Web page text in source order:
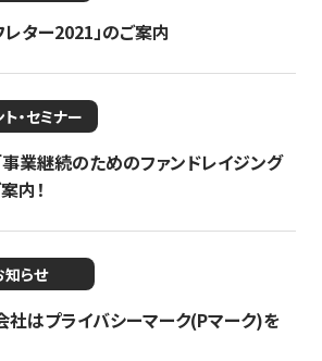
ター2021」のご案内
・セミナー
「事業継続のためのファンドレイジング
内！
知らせ
社はプライバシーマーク(Pマーク)を